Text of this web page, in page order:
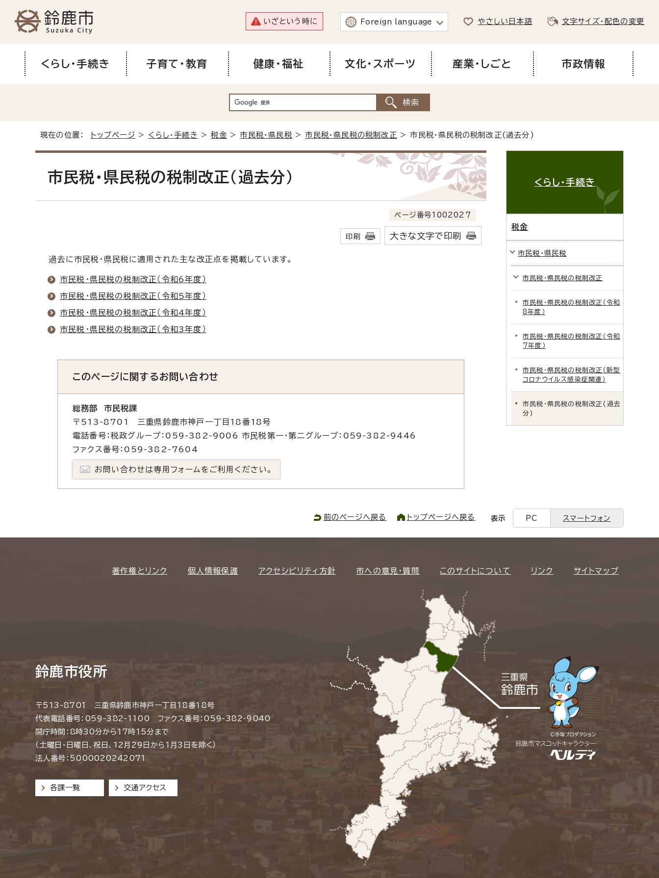
いざという時に Foreign language やさしい日本語 文字サイズ・配色の変更
くらし・手続き 子育て・教育 健康・福祉 文化・スポーツ 産業・しごと 市政情報
現在の位置： トップページ > くらし・手続き >税金 >市民税・県民税 >市民税・県民税の税制改正 > 市民税・県民税の税制改正(過去分)
市民税・県民税の税制改正(過去分)
ページ番号1002027
印刷 大きな文字で印刷
過去に市民税・県民税に適用された主な改正点を掲載しています。
市民税・県民税の税制改正（令和6年度）
市民税・県民税の税制改正（令和5年度）
市民税・県民税の税制改正（令和4年度）
市民税・県民税の税制改正（令和3年度）
このページに関するお問い合わせ
総務部 市民税課
〒513-8701 三重県鈴鹿市神戸一丁目18番18号
電話番号：税政グループ：059-382-9006 市民税第一・第二グループ：059-382-9446
ファクス番号：059-382-7604
お問い合わせは専用フォームをご利用ください。
くらし・手続き
税金
市民税・県民税
市民税・県民税の税制改正
市民税・県民税の税制改正（令和
8年度）
市民税・県民税の税制改正（令和
7年度）
市民税・県民税の税制改正（新型
コロナウイルス感染症関連）
市民税・県民税の税制改正(過去
分)
前のページへ戻る トップページへ戻る 表示 PC スマートフォン
著作権とリンク 個人情報保護 アクセシビリティ方針 市への意見・質問 このサイトについて リンク サイトマップ
鈴鹿市役所
〒513-8701 三重県鈴鹿市神戸一丁目18番18号
代表電話番号：059-382-1100 ファクス番号：059-382-9040
開庁時間：8時30分から17時15分まで
（土曜日・日曜日、祝日、12月29日から1月3日を除く）
法人番号：5000020242071
各課一覧 交通アクセス